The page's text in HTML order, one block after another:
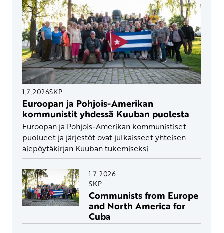
1.7.2026SKP
Euroopan ja Pohjois-Amerikan
kommunistit yhdessä Kuuban puolesta
Euroopan ja Pohjois-Amerikan kommunistiset
puolueet ja järjestöt ovat julkaisseet yhteisen
aiepöytäkirjan Kuuban tukemiseksi.
1.7.2026
SKP
Communists from Europe
and North America for
Cuba